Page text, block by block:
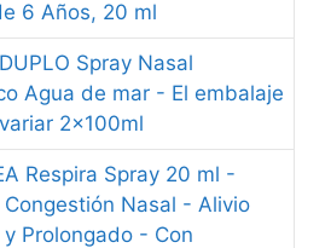
6 Años, 20 ml
Spray Nasal
Agua de mar - El embalaje
2x100ml
Respira Spray 20 ml -
Congestión Nasal - Alivio
y Prolongado - Con